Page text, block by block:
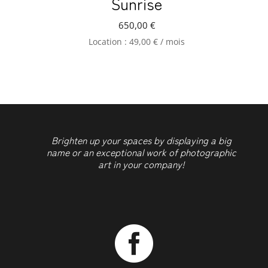
650,00 €
Location :49,00€ / mois
Brighten up your spaces by displaying a big
name or an exceptional work of photographic
art in your company!
